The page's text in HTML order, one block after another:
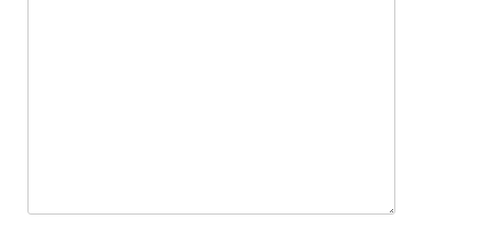
Какого-то химического ароматизатора вишни нет.